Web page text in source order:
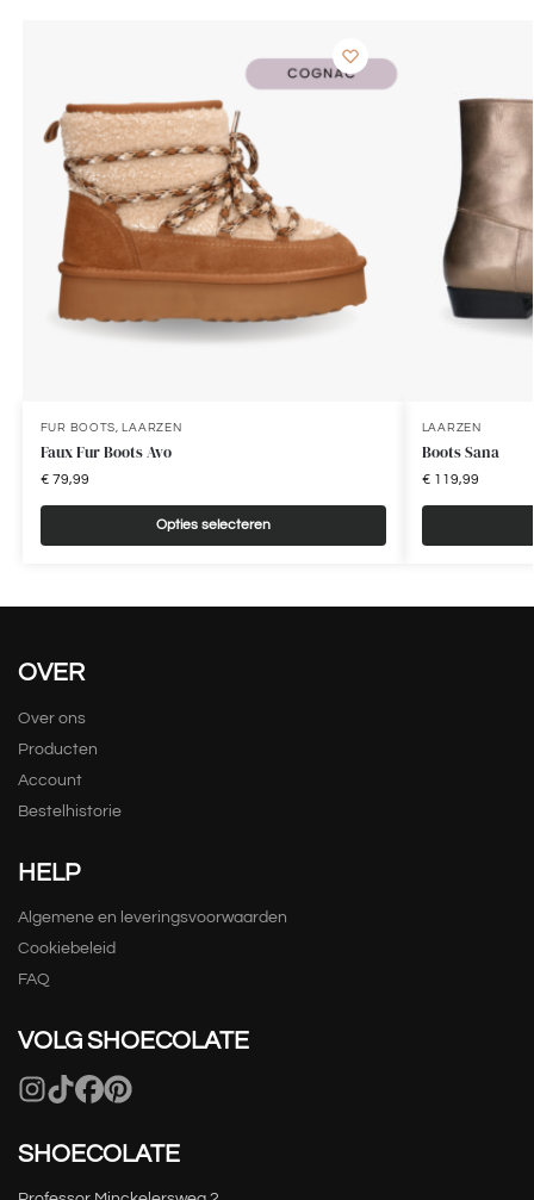
FUR BOOTS, LAARZEN
Faux Fur Boots Avo
€79,99
Opties selecteren
LAARZEN
Boots Sana
€119,99
OVER
Over ons
Producten
Account
Bestelhistorie
HELP
Algemene en leveringsvoorwaarden
Cookiebeleid
FAQ
VOLG SHOECOLATE
SHOECOLATE